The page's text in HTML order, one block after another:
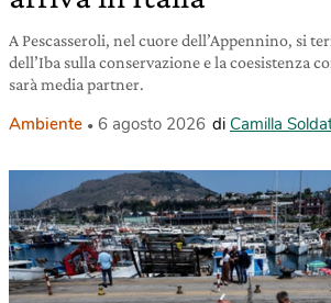
A Pescasseroli, nel cuore dell’Appennino, si
dell’Iba sulla conservazione e la coesistenza
sarà media partner.
Ambiente 6 agosto 2026 di Camilla